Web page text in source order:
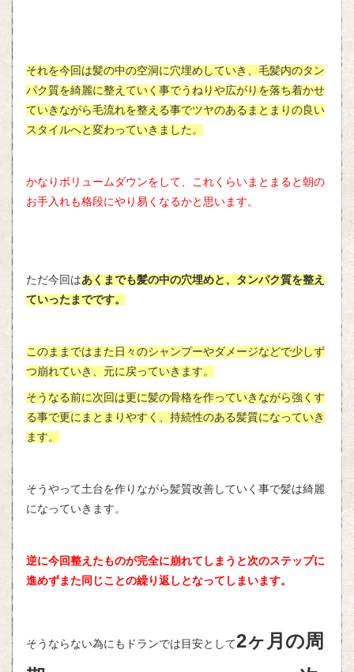
それを今回は髪の中の空洞に穴埋めしていき、毛髪内のタン
パク質を綺麗に整えていく事でうねりや広がりを落ち着かせ
ていきながら毛流れを整える事でツヤのあるまとまりの良い
スタイルへと変わっていきました。
かなりボリュームダウンをして、これくらいまとまると朝の
お手入れも格段にやり易くなるかと思います。
ただ今回はあくまでも髪の中の穴埋めと、タンパク質を整え
ていったまでです。
このままではまた日々のシャンプーやダメージなどで少しず
つ崩れていき、元に戻っていきます。
そうなる前に次回は更に髪の骨格を作っていきながら強くす
る事で更にまとまりやすく、持続性のある髪質になっていき
ます。
そうやって土台を作りながら髪質改善していく事で髪は綺麗
になっていきます。
逆に今回整えたものが完全に崩れてしまうと次のステップに
進めずまた同じことの繰り返しとなってしまいます。
そうならない為にもドランでは目安として2ヶ月の周